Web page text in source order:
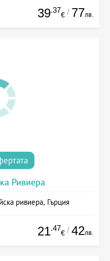
39.37
€ / 77лв.
Ривиера
ривиера, Гърция
21.47
€ / 42лв.